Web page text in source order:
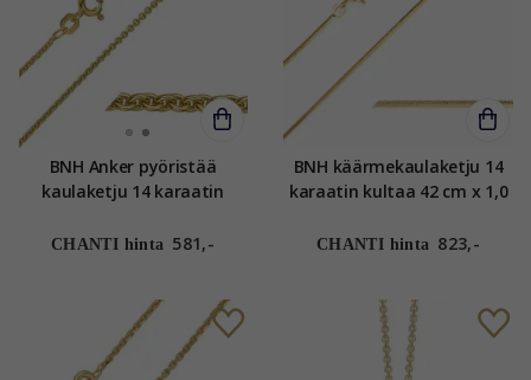
BNH Anker pyöristää
kaulaketju 14 karaatin
CHANTI hinta 581,-
BNH käärmekaulaketju 14
karaatin kultaa 42 cm x 1,0
CHANTI hinta 823,-